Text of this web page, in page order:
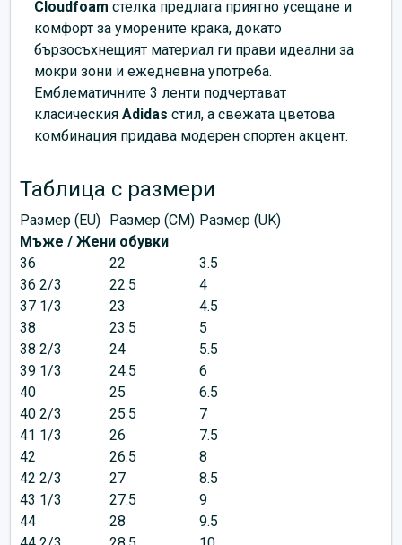
Cloudfoam стелка предлага приятно усещане и
комфорт за уморените крака, докато
бързосъхнещият материал ги прави идеални за
мокри зони и ежедневна употреба.
Емблематичните 3 ленти подчертават
класическия Adidas стил, а свежата цветова
комбинация придава модерен спортен акцент.
Таблица с размери
Размер (EU) Размер (CM) Размер (UK)
Мъже / Жени обувки
36
22
3.5
36 2/3
22.5
4
37 1/3
23
4.5
38
23.5
5
38 2/3
24
5.5
39 1/3
24.5
6
40
25
6.5
40 2/3
25.5
7
41 1/3
26
7.5
42
26.5
8
42 2/3
27
8.5
43 1/3
27.5
9
44
28
9.5